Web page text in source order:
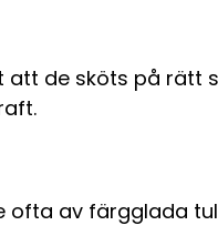
att de sköts på rätt
ofta av färgglada